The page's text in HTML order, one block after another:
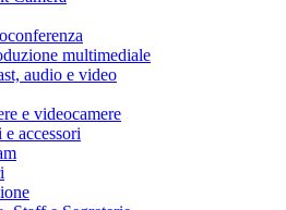
multimediale
audio e video
e videocamere
accessori